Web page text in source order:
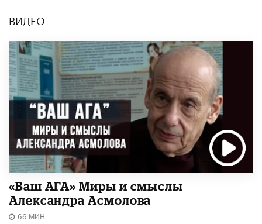
ВИДЕО
«Ваш АГА» Миры и смыслы
Александра Асмолова
66 МИН.